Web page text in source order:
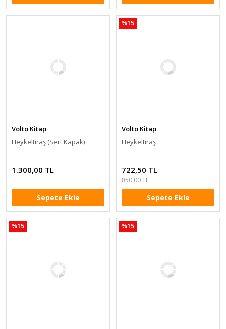
Volto Kitap
Heykeltıraş (Sert Kapak)
1.300,00 TL
Sepete Ekle
%15
Volto Kitap
Heykeltıraş
722,50 TL
850,00 TL
Sepete Ekle
%15 %15